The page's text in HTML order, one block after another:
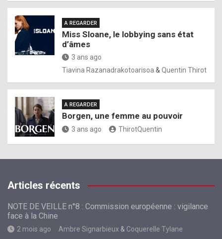
A REGARDER
Miss Sloane, le lobbying sans état
d’âmes
3 ans ago
Tiavina Razanadrakotoarisoa & Quentin Thirot
A REGARDER
Borgen, une femme au pouvoir
3 ans ago ThirotQuentin
Articles récents
NOTE DE VEILLE n°8 : Commission européenne : vigilance
face à la Chine
2 mois ago Ambre Signarbieux & Coquerelle Tylane